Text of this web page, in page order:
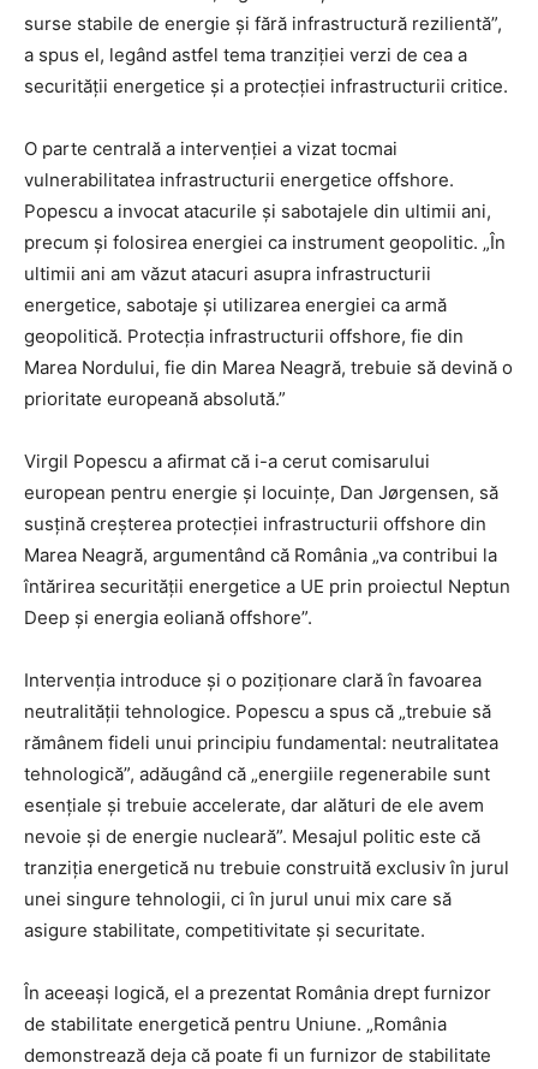
surse stabile de energie și fără infrastructură rezilientă”,
a spus el, legând astfel tema tranziției verzi de cea a
securității energetice și a protecției infrastructurii critice.
O parte centrală a intervenției a vizat tocmai
vulnerabilitatea infrastructurii energetice offshore.
Popescu a invocat atacurile și sabotajele din ultimii ani,
precum și folosirea energiei ca instrument geopolitic. „În
ultimii ani am văzut atacuri asupra infrastructurii
energetice, sabotaje și utilizarea energiei ca armă
geopolitică. Protecția infrastructurii offshore, fie din
Marea Nordului, fie din Marea Neagră, trebuie să devină o
prioritate europeană absolută.”
Virgil Popescu a afirmat că i-a cerut comisarului
european pentru energie și locuințe, Dan Jørgensen, să
susțină creșterea protecției infrastructurii offshore din
Marea Neagră, argumentând că România „va contribui la
întărirea securității energetice a UE prin proiectul Neptun
Deep și energia eoliană offshore”.
Intervenția introduce și o poziționare clară în favoarea
neutralității tehnologice. Popescu a spus că „trebuie să
rămânem fideli unui principiu fundamental: neutralitatea
tehnologică”, adăugând că „energiile regenerabile sunt
esențiale și trebuie accelerate, dar alături de ele avem
nevoie și de energie nucleară”. Mesajul politic este că
tranziția energetică nu trebuie construită exclusiv în jurul
unei singure tehnologii, ci în jurul unui mix care să
asigure stabilitate, competitivitate și securitate.
În aceeași logică, el a prezentat România drept furnizor
de stabilitate energetică pentru Uniune. „România
demonstrează deja că poate fi un furnizor de stabilitate